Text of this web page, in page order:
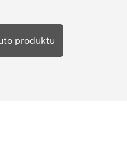
produktu